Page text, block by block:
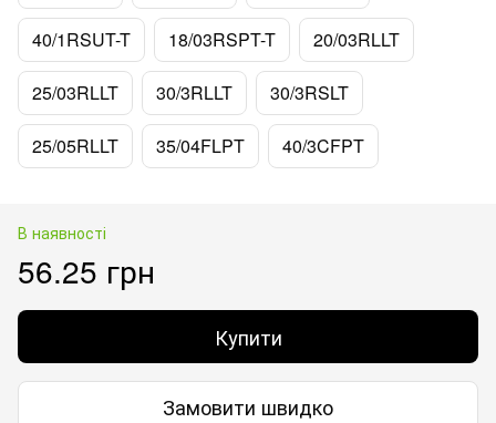
40/1RSUT-T 18/03RSPT-T 20/03RLLT
25/03RLLT 30/3RLLT 30/3RSLT
25/05RLLT 35/04FLPT 40/3CFPT
В наявності
56.25 грн
Купити
Замовити швидко